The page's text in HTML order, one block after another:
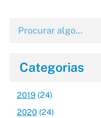
Categorias
2019(24)
2020 (24)